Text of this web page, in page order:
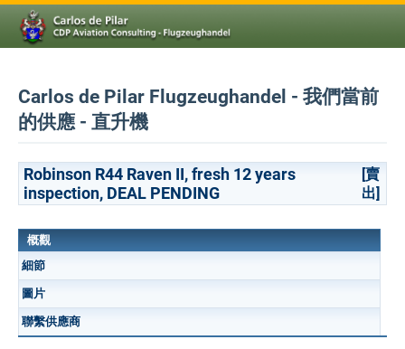
Carlos de Pilar Flugzeughandel - 我們當前
的供應 - 直升機
Robinson R44 Raven II, fresh 12 years
inspection, DEAL PENDING
[賣
出]
概觀
細節
圖片
聯繫供應商